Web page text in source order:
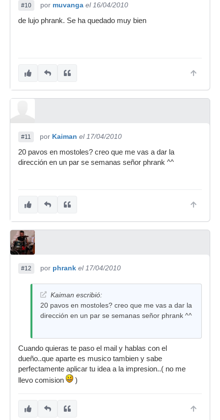
#10 por muvanga el 16/04/2010
de lujo phrank. Se ha quedado muy bien
#11 por Kaiman el 17/04/2010
20 pavos en mostoles? creo que me vas a dar la
dirección en un par se semanas señor phrank ^^
#12 por phrank el 17/04/2010
Kaiman escribió:
20 pavos en mostoles? creo que me vas a dar la
dirección en un par se semanas señor phrank ^^
Cuando quieras te paso el mail y hablas con el
dueño..que aparte es musico tambien y sabe
perfectamente aplicar tu idea a la impresion..( no me
llevo comision
)